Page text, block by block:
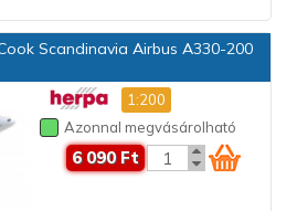
Scandinavia Airbus A330-200
1:200
Azonnal megvásárolható
6 090 Ft